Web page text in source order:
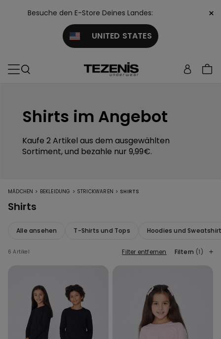
Besuche den E-Store Deines Landes:
UNITED STATES
×
Shirts im Angebot
Kaufe 2 Artikel aus dem ausgewählten
Sortiment, und bezahle nur 9,99€.
MÄDCHEN > BEKLEIDUNG > STRICKWAREN > SHIRTS
Shirts
Alle ansehen T-Shirts und Tops Hoodies und
6 Artikel Filter entfernen Filtern (1)